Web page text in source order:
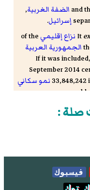
الضفة الغربية,
إسرائيل.
It نزاع إقليمي
الجمهورية العربية
September 2014
33,848,242نمو سكاني
would
صلة :
فيسبوك